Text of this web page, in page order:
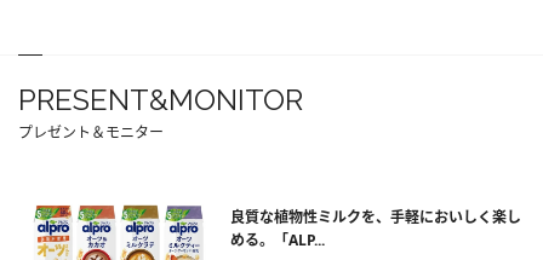
PRESENT&MONITOR
プレゼント＆モニター
良質な植物性ミルクを、手軽においしく楽し
める。「ALP...